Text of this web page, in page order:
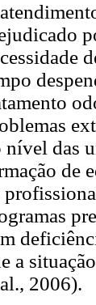
nível das
de
a
2006).